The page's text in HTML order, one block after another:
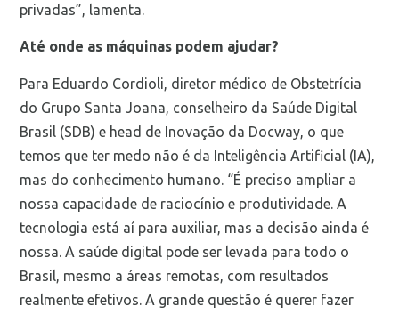
privadas”, lamenta.
Até onde as máquinas podem ajudar?
Para Eduardo Cordioli, diretor médico de Obstetrícia
do Grupo Santa Joana, conselheiro da Saúde Digital
Brasil (SDB) e head de Inovação da Docway, o que
temos que ter medo não é da Inteligência Artificial (IA),
mas do conhecimento humano. “É preciso ampliar a
nossa capacidade de raciocínio e produtividade. A
tecnologia está aí para auxiliar, mas a decisão ainda é
nossa. A saúde digital pode ser levada para todo o
Brasil, mesmo a áreas remotas, com resultados
realmente efetivos. A grande questão é querer fazer